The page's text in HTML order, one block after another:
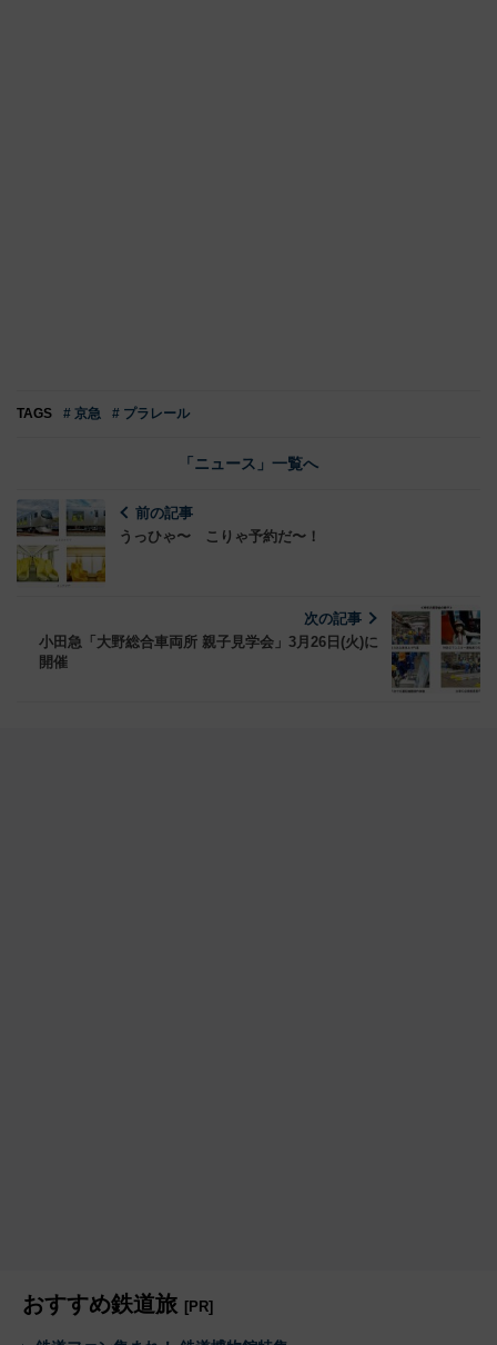
TAGS # 京急 # プラレール
「ニュース」一覧へ
前の記事
うっひゃ〜 こりゃ予約だ〜！
次の記事
小田急「大野総合車両所 親子見学会」3月26日(火)に
開催
おすすめ鉄道旅 [PR]